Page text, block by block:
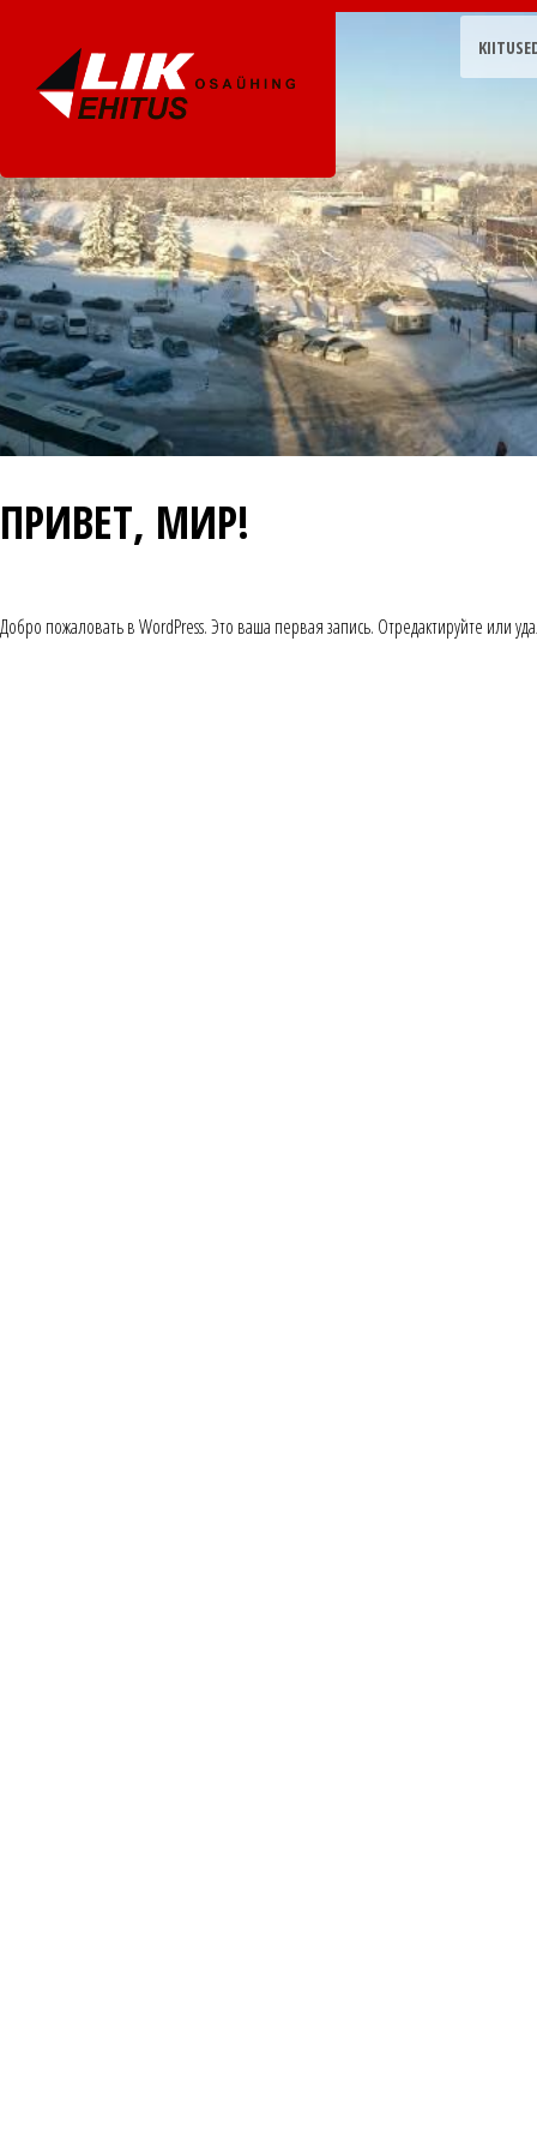
ПРИВЕТ, МИР!
Добро пожаловать в WordPress. Это ваша первая запись. Отредактируйте или